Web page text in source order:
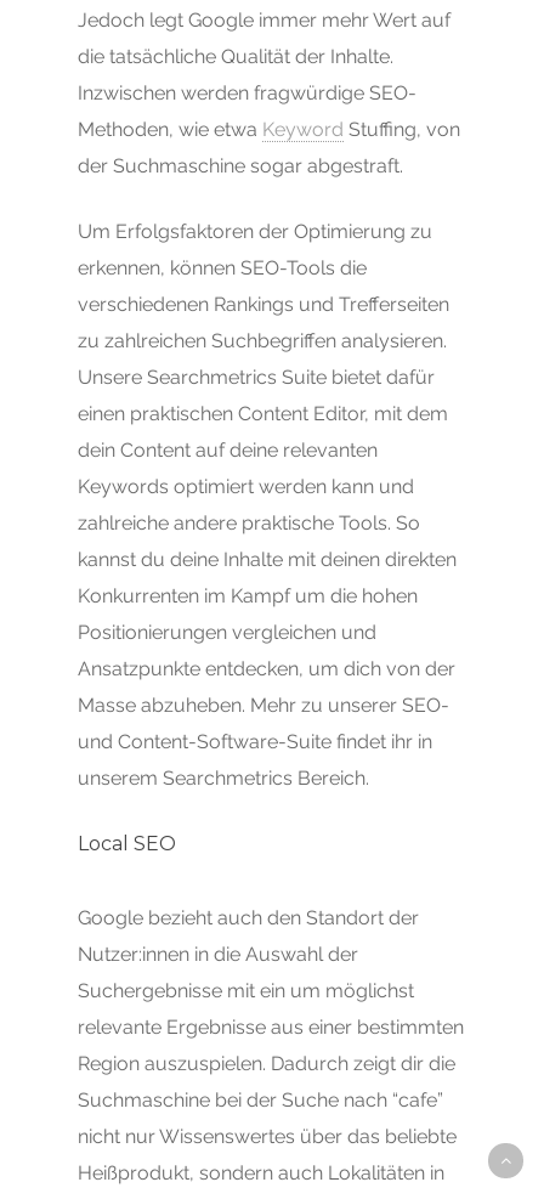
Jedoch legt Google immer mehr Wert auf
die tatsächliche Qualität der Inhalte.
Inzwischen werden fragwürdige SEO-
Methoden, wie etwa Keyword Stuffing, von
der Suchmaschine sogar abgestraft.
Um Erfolgsfaktoren der Optimierung zu
erkennen, können SEO-Tools die
verschiedenen Rankings und Trefferseiten
zu zahlreichen Suchbegriffen analysieren.
Unsere Searchmetrics Suite bietet dafür
einen praktischen Content Editor, mit dem
dein Content auf deine relevanten
Keywords optimiert werden kann und
zahlreiche andere praktische Tools. So
kannst du deine Inhalte mit deinen direkten
Konkurrenten im Kampf um die hohen
Positionierungen vergleichen und
Ansatzpunkte entdecken, um dich von der
Masse abzuheben. Mehr zu unserer SEO-
und Content-Software-Suite findet ihr in
unserem Searchmetrics Bereich.
Local SEO
Google bezieht auch den Standort der
Nutzer:innen in die Auswahl der
Suchergebnisse mit ein um möglichst
relevante Ergebnisse aus einer bestimmten
Region auszuspielen. Dadurch zeigt dir die
Suchmaschine bei der Suche nach “cafe”
nicht nur Wissenswertes über das beliebte
Heißprodukt, sondern auch Lokalitäten in